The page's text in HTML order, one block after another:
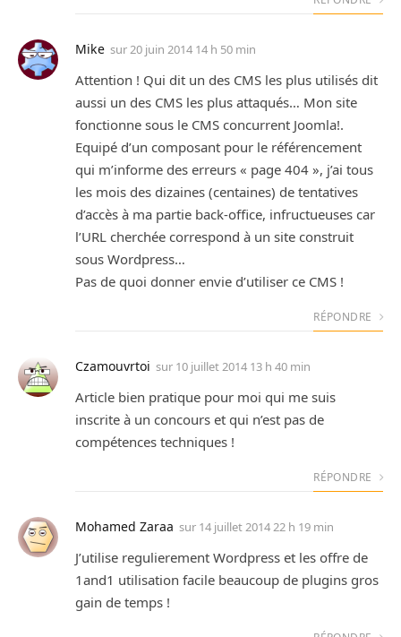
Mike sur20 juin 2014 14 h 50 min
Attention ! Qui dit un des CMS les plus utilisés dit
aussi un des CMS les plus attaqués… Mon site
fonctionne sous le CMS concurrent Joomla!.
Equipé d’un composant pour le référencement
qui m’informe des erreurs « page 404 », j’ai tous
les mois des dizaines (centaines) de tentatives
d’accès à ma partie back-office, infructueuses car
l’URL cherchée correspond à un site construit
sous Wordpress…
Pas de quoi donner envie d’utiliser ce CMS !
RÉPONDRE
Czamouvrtoi sur 10 juillet 2014 13 h 40 min
Article bien pratique pour moi qui me suis
inscrite à un concours et qui n’est pas de
compétences techniques !
RÉPONDRE
Mohamed Zaraa sur 14 juillet 2014 22 h 19 min
J’utilise regulierement Wordpress et les offre de
1and1 utilisation facile beaucoup de plugins gros
gain de temps !